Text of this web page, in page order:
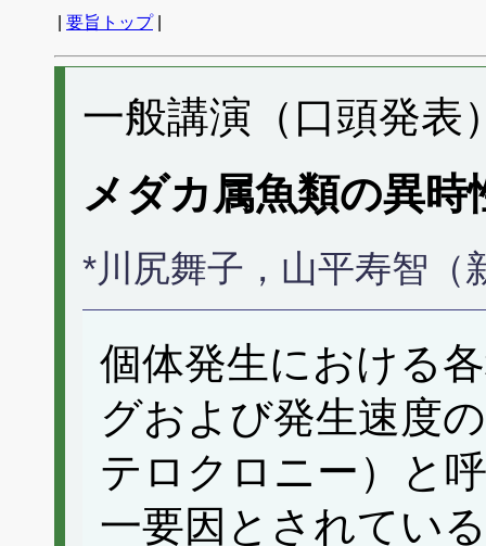
要旨トップ|
一般講演（口頭発表
メダカ属魚類の異時
*川尻舞子，山平寿智（
個体発生における
グおよび発生速度
テロクロニー）と
一要因とされてい